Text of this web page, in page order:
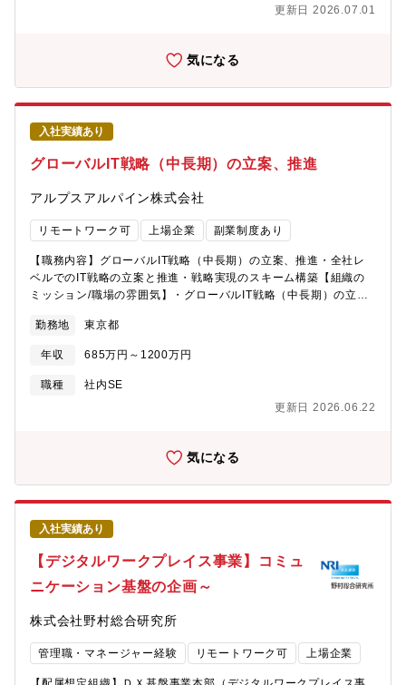
【同ポジションの魅力】■防衛予算の大幅な増加により、新規誘導
テムの更新も控えており、多岐にわたる変革活動に携わることが
実行まで幅広い業務に携われるため、プロジェクト管理やデジタ
事業における数十年にわたる製品ライフサイクルや、防衛事業で
すすめるため航空・宇宙・防衛事業でのDX推進、システム導入の
きます。【働き方】■残業：25H程度■フレックス制度：有(コアタ
勤している社員も複数名在籍有【企業の魅力】株式会社IHIは、
1853年創業の歴史ある総合重工業メーカーです。創業以来、造船
から陸上機械、さらに航空・宇宙分野へと事業領域を拡げ、日本
の産業界を支えるリーディングカンパニーとして成長してきまし
社会インフラ・建設など、幅広い分野で活躍しています。「技術
産である」という経営理念のもと、常に新しい時代を切り拓き続
けていることもIHIの大きな魅力です。最先端技術の追求と人材重
ーションシステムの提案、開発及び運用支援業務に携わることが
と連携し、お客様にとっての魅力機能を提案します。・開発にお
けるニーズヒヤリングでは客先と直接ディスカッションを行い、
要件定義等を実施します。また、運用支援では客先の声を直接聞
くことができ、ユーザビリティなどの向上につながる知見を得る
ことができます。また、魅力を伝えるための提案資料作成や客先
コミュニケーションの知見を得ることができます。【事業/製品の
強み】・同社は主要な装備システムおいて強いシェアを持つとと
もに宇宙利用分野においても有数の技術を有し、各部門、研究所
などと連携した業務推進、提案を実施します。【使用言語、環
境、ツール】■OS：Windows、Linux■言語：C++(Visual
Studio)/C#/JAVA/MATLABなど【採用背景】諸外国の動向、技術
の進歩に応じ、安全保障分野においても必要となる装備・システ
ムは変化し、新しいドメインや民生で着目される技術の取入れが
必要となっております。当課担当する情報システムにおいてもク
ラウド化、デバイスの変化、機械学習の活用、省力化などの取り
のシステムエンジニア／ソフトウェアエンジニア採用に関わる募
提案に携わって頂きたいと考えております。【職場環境】・平均
残業時間：20時間／月・テレワーク頻度：リモートワーク環境は
ャリアステップイメージ】課で担当するシステムの開発フェーズ
関わる設計・開発プロセスにおける一連の作業と社内調整・手続
き、基準などのご理解及び習得を実施いただきます。適宜、社内
研修などのOFF-JTも参加して頂き、製品ドメイン知識及び技術力
向上も図っていただきます。その後、小/中規模の開発を立ち上が
りから経験して頂きたいと考えております。【使用言語、環境、
ツール】■OS：Windows、Linux■言語：C++(Visual
Studio)/C#/JAVA/MATLABなど【組織のミッション】・DS本・鎌
倉製作所安全保障における各種装備・システムの開発、宇宙利用
に関わる機器・システムの開発・統合情報システム部安全保障分
ステム)の提案、設計、開発・システムインテグレーションセンタ
おける新規事業の提案
更新日 2026.07.01
気になる
入社実績あり
グローバルIT戦略（中長期）の立案、推進
アルプスアルパイン株式会社
リモートワーク可 上場企業 副業制度あり
【職務内容】グローバルIT戦略（中長期）の立案、推進・全社レ
ベルでのIT戦略の立案と推進・戦略実現のスキーム構築【組織の
ミッション/職場の雰囲気】・グローバルIT戦略（中長期）の立
いる職場です。【本ポジションの魅力】・経営戦略実現にむけた
IT環境の構築に挑戦できます。・IT戦略を通じて、全体に影響を与
えるリーダーシップを発揮できます。・会社の未来を形作る役割
を担い、挑戦的で成長機会に満ちた環境を提供します。【募集背
ため【組織構成】情報システム部 IT戦略推進課【同社につい
と車載情報通信機器事業に強みを持つアルパイン株式会社が経営
統合し、アルプスアルパイン株式会社が誕生しました。・同社は
日本を中心に、アメリカ、ヨーロッパ、アジア、中国の85ヶ所に
開発、生産、販売拠点を展開。約40,000種類の電子部品を世界中
の約2,000社の顧客企業に供給。世界シェアがトップクラスの製品
も複数ある真のグローバル企業です。・連結売上高9000億超！日
本が世界に誇るプライム上場「総合電子部品メーカー」である同
社は、“世界のものづくり”を支えています。・フレックス制度導
入、在宅勤務は最大週3日まで可能で個人の状況に合わせた働き方
勤務地 東京都
年収 685万円～1200万円
職種
社内SE
更新日 2026.06.22
気になる
入社実績あり
【デジタルワークプレイス事業】コミュ
ニケーション基盤の企画～
株式会社野村総合研究所
管理職・マネージャー経験 リモートワーク可 上場企業